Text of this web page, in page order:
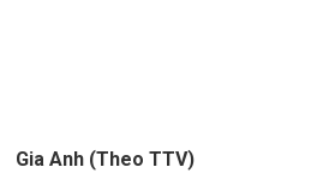
Gia Anh (Theo TTV)